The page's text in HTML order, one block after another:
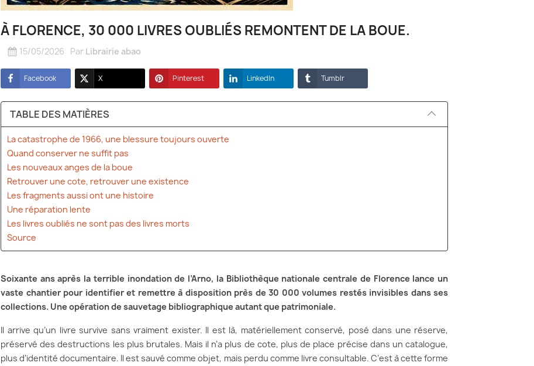
À FLORENCE, 30 000 LIVRES OUBLIÉS REMONTENT DE LA BOUE.
15/05/2026 Par Librairie abao
Facebook X Pinterest LinkedIn Tumblr
TABLE DES MATIÈRES
La catastrophe de 1966, une blessure toujours ouverte
Quand conserver ne suffit pas
Les nouveaux anges de la boue
Retrouver une cote, retrouver une existence
Les fragments aussi ont une histoire
Une réparation lente
Les livres oubliés ne sont pas des livres morts
Source
Soixante ans après la terrible inondation de l’Arno, la Bibliothèque nationale centrale de Florence lance un
vaste chantier pour identifier et remettre à disposition près de 30 000 volumes restés invisibles dans ses
collections. Une opération de sauvetage bibliographique autant que patrimoniale.
Il arrive qu’un livre survive sans vraiment exister. Il est là, matériellement conservé, posé dans une réserve,
préservé des destructions les plus brutales. Mais il n’a plus de cote, plus de place précise dans un catalogue,
plus d’identité documentaire. Il est sauvé comme objet, mais perdu comme livre consultable. C’est à cette forme